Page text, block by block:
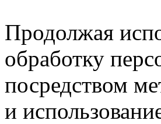
Продолжая
обработку
посредством
и